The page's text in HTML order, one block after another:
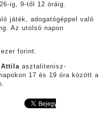
ig, 9-től 12 óráig.
játék, adogatógéppel való
Az utolsó napon
ezer forint.
Attila asztalitenisz-
17 és 19 óra között a